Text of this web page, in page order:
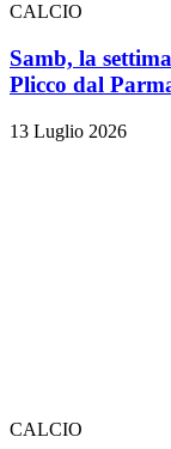
CALCIO
Samb, la
Plicco dal
13 Luglio 2026
CALCIO